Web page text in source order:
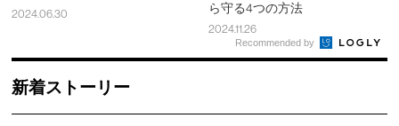
2024.06.30
ら守る4つの方法
2024.11.26
Recommended by
新着ストーリー